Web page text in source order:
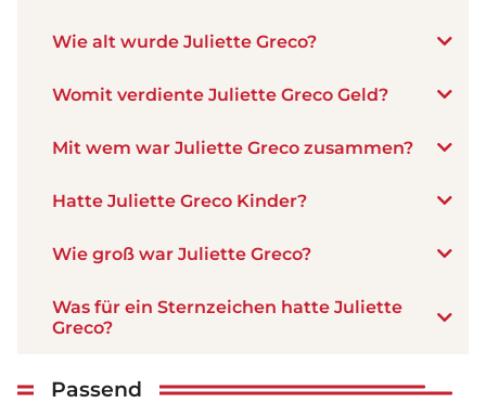
Wie alt wurde Juliette Greco?
Womit verdiente Juliette Greco Geld?
Mit wem war Juliette Greco zusammen?
Hatte Juliette Greco Kinder?
Wie groß war Juliette Greco?
Was für ein Sternzeichen hatte Juliette
Greco?
Passend